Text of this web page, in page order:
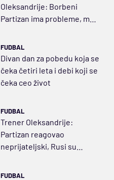
Oleksandrije: Borbeni
Partizan ima probleme, meč
FUDBAL
Divan dan za pobedu koja se
čeka četiri leta i debi koji se
čeka ceo život
FUDBAL
Trener Oleksandrije:
Partizan reagovao
neprijateljski, Rusi su
FUDBAL